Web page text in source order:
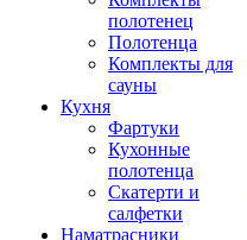
полотенец
Полотенца
Комплекты для
сауны
Кухня
Фартуки
Кухонные
полотенца
Скатерти и
салфетки
Наматрасники